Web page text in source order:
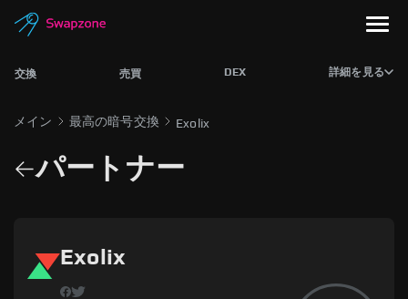
交換 売買 DEX 詳細を見る
メイン 最高の暗号交換 Exolix
パートナー
Exolix